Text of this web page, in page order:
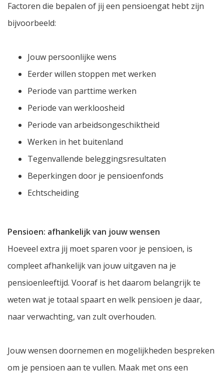
Factoren die bepalen of jij een pensioengat hebt zijn
bijvoorbeeld:
Jouw persoonlijke wens
Eerder willen stoppen met werken
Periode van parttime werken
Periode van werkloosheid
Periode van arbeidsongeschiktheid
Werken in het buitenland
Tegenvallende beleggingsresultaten
Beperkingen door je pensioenfonds
Echtscheiding
Pensioen: afhankelijk van jouw wensen
Hoeveel extra jij moet sparen voor je pensioen, is
compleet afhankelijk van jouw uitgaven na je
pensioenleeftijd. Vooraf is het daarom belangrijk te
weten wat je totaal spaart en welk pensioen je daar,
naar verwachting, van zult overhouden.
Jouw wensen doornemen en mogelijkheden bespreken
om je pensioen aan te vullen. Maak met ons een